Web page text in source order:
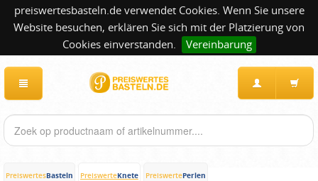
preiswertesbasteln.de verwendet Cookies. Wenn Sie unsere
Website besuchen, erklären Sie sich mit der Platzierung von
Cookies einverstanden.
Vereinbarung
PreiswertesBasteln PreiswerteKnete PreiswertePerlen